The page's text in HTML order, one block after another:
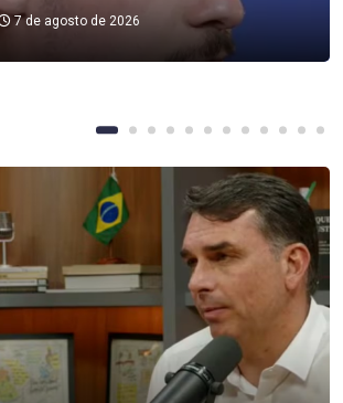
7 de agosto de 2026